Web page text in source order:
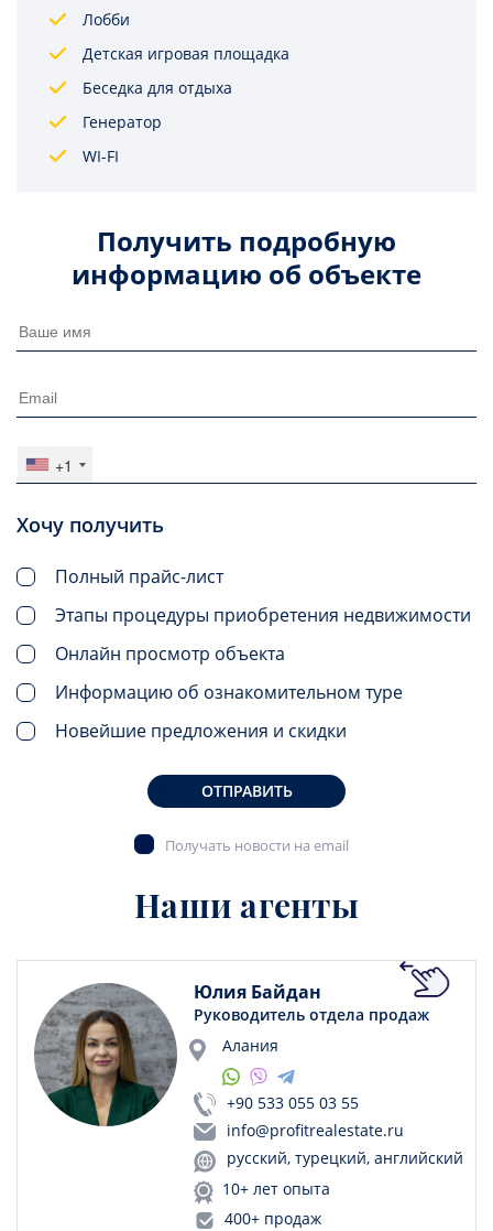
Лобби
Детская игровая площадка
Беседка для отдыха
Генератор
WI-FI
Получить подробную
информацию об объекте
+1
Хочу получить
Полный прайс-лист
Этапы процедуры приобретения недвижимости
Онлайн просмотр объекта
Информацию об ознакомительном туре
Новейшие предложения и скидки
ОТПРАВИТЬ
Получать новости на email
Наши агенты
Юлия Байдан
Руководитель отдела продаж
Алания
+90 533 055 03 55
info@profitrealestate.ru
русский, турецкий, английский
10+ лет опыта
400+ продаж